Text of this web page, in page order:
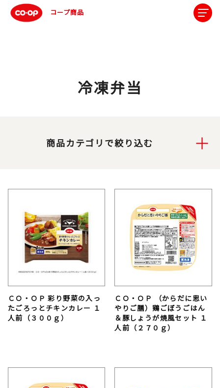
コープ商品
冷凍弁当
商品カテゴリで絞り込む
ＣＯ・ＯＰ 彩り野菜の入っ
たごろっとチキンカレー １
人前（３００ｇ）
ＣＯ・ＯＰ （からだに思い
やりご膳）鶏ごぼうごはん
＆豚しょうが焼風セット １
人前（２７０ｇ）